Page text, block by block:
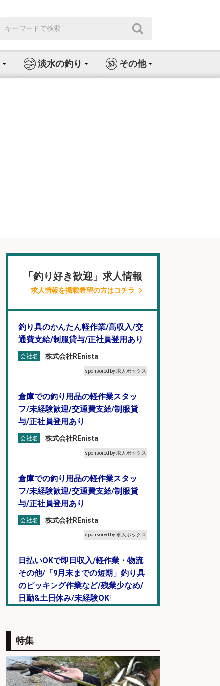
索:
淡水の釣り その他
「釣り好き歓迎」求人情報
求人情報を掲載希望の方はコチラ
釣り具のかんたん軽作業/高収入/交
通費支給/制服貸与/正社員登用あり
会社名 株式会社REnista
sponsored by 求人ボックス
倉庫での釣り用品の軽作業スタッ
フ/未経験歓迎/交通費支給/制服貸
与/正社員登用あり
会社名 株式会社REnista
sponsored by 求人ボックス
倉庫での釣り用品の軽作業スタッ
フ/未経験歓迎/交通費支給/制服貸
与/正社員登用あり
会社名 株式会社REnista
sponsored by 求人ボックス
日払いOKで即日収入/軽作業・物流
その他/「9月末までの短期」釣り具
のピッキング作業など/残業少なめ/
日勤&土日休み/未経験OK!
釣り具のかんたん軽作業/高収入/交
通費支給/制服貸与/正社員登用あり
特集